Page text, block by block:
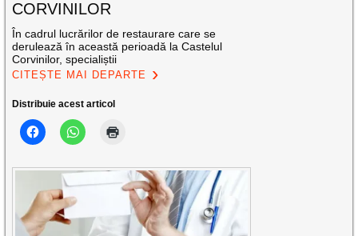
CORVINILOR
În cadrul lucrărilor de restaurare care se
derulează în această perioadă la Castelul
Corvinilor, specialiștii
CITEȘTE MAI DEPARTE
Distribuie acest articol